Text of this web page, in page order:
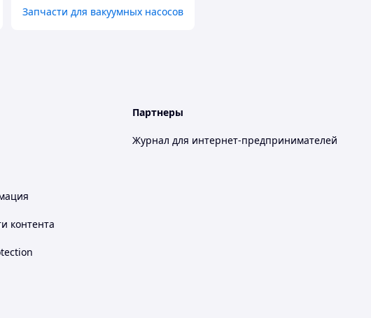
Запчасти для вакуумных насосов
контента
Партнеры
Журнал для интернет-предпринимателей